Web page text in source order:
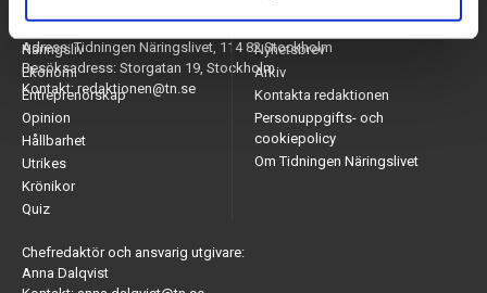
Adress: Tidningen Näringslivet, 114 82 Stockholm
Besöksadress: Storgatan 19, Stockholm
Kontakt: redaktionen@tn.se
Arbetsmarknad
Näringsliv
Ekonomi
Entreprenörskap
Opinion
Hållbarhet
Utrikes
Krönikor
Quiz
Appar
Nyhetsbrev
Arkiv
Kontakta redaktionen
Personuppgifts- och
cookiepolicy
Om Tidningen Näringslivet
Chefredaktör och ansvarig utgivare:
Anna Dalqvist